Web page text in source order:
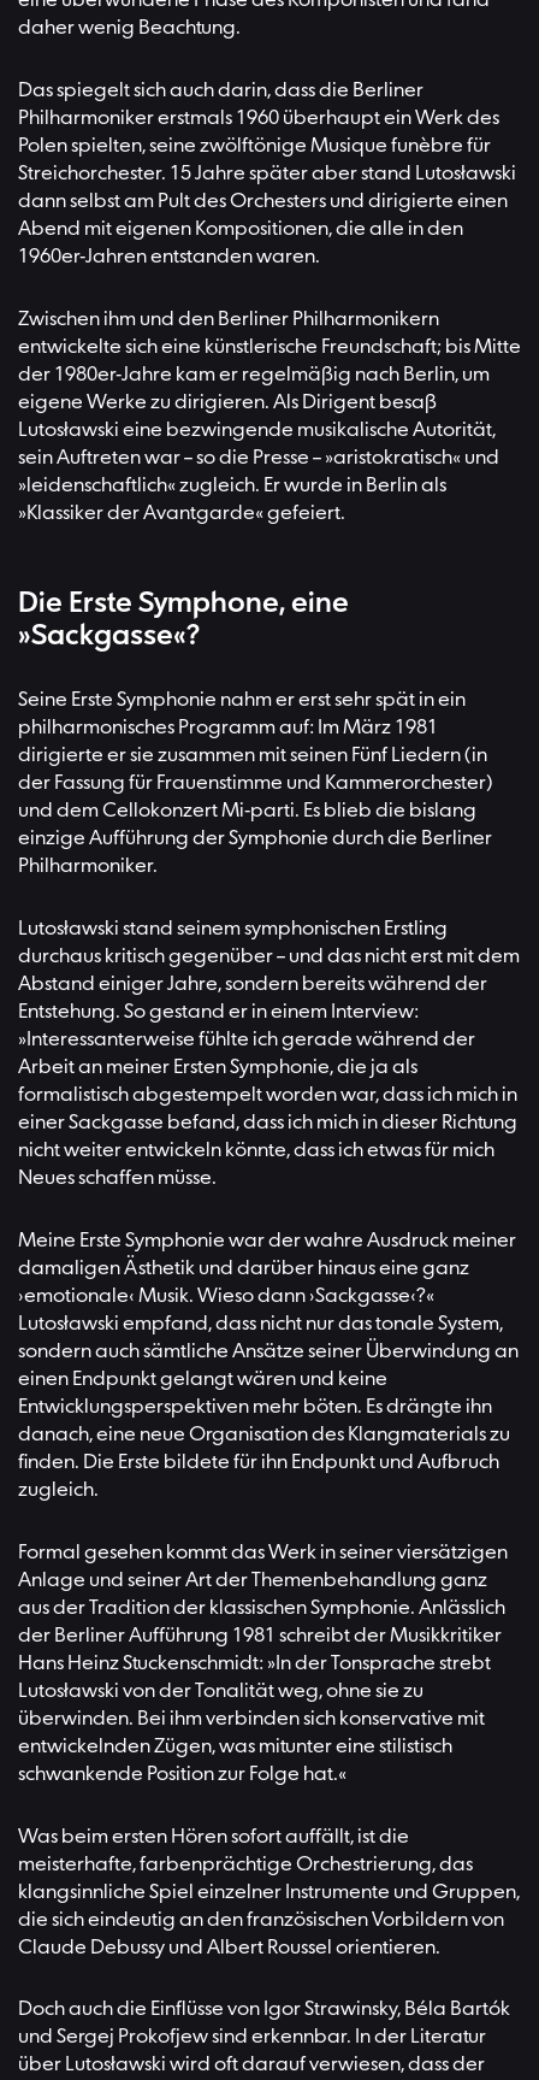
daher wenig Beachtung.
Das spiegelt sich auch darin, dass die Berliner
Philharmoniker erstmals 1960 überhaupt ein Werk des
Polen spielten, seine zwölftönige Musique funèbre für
Streichorchester. 15 Jahre später aber stand Lutosławski
dann selbst am Pult des Orchesters und dirigierte einen
Abend mit eigenen Kompositionen, die alle in den
1960er-Jahren entstanden waren.
Zwischen ihm und den Berliner Philharmonikern
entwickelte sich eine künstlerische Freundschaft; bis Mitte
der 1980er-Jahre kam er regelmäßig nach Berlin, um
eigene Werke zu dirigieren. Als Dirigent besaß
Lutosławski eine bezwingende musikalische Autorität,
sein Auftreten war – so die Presse – »aristokratisch« und
»leidenschaftlich« zugleich. Er wurde in Berlin als
»Klassiker der Avantgarde« gefeiert.
Die Erste Symphone, eine
»Sackgasse«?
Seine Erste Symphonie nahm er erst sehr spät in ein
philharmonisches Programm auf: Im März 1981
dirigierte er sie zusammen mit seinen Fünf Liedern (in
der Fassung für Frauenstimme und Kammerorchester)
und dem Cellokonzert Mi-parti. Es blieb die bislang
einzige Aufführung der Symphonie durch die Berliner
Philharmoniker.
Lutosławski stand seinem symphonischen Erstling
durchaus kritisch gegenüber – und das nicht erst mit dem
Abstand einiger Jahre, sondern bereits während der
Entstehung. So gestand er in einem Interview:
»Interessanterweise fühlte ich gerade während der
Arbeit an meiner Ersten Symphonie, die ja als
formalistisch abgestempelt worden war, dass ich mich in
einer Sackgasse befand, dass ich mich in dieser Richtung
nicht weiter entwickeln könnte, dass ich etwas für mich
Neues schaffen müsse.
Meine Erste Symphonie war der wahre Ausdruck meiner
damaligen Ästhetik und darüber hinaus eine ganz
›emotionale‹ Musik. Wieso dann ›Sackgasse‹?«
Lutosławski empfand, dass nicht nur das tonale System,
sondern auch sämtliche Ansätze seiner Überwindung an
einen Endpunkt gelangt wären und keine
Entwicklungsperspektiven mehr böten. Es drängte ihn
danach, eine neue Organisation des Klangmaterials zu
finden. Die Erste bildete für ihn Endpunkt und Aufbruch
zugleich.
Formal gesehen kommt das Werk in seiner viersätzigen
Anlage und seiner Art der Themenbehandlung ganz
aus der Tradition der klassischen Symphonie. Anlässlich
der Berliner Aufführung 1981 schreibt der Musikkritiker
Hans Heinz Stuckenschmidt: »In der Tonsprache strebt
Lutosławski von der Tonalität weg, ohne sie zu
überwinden. Bei ihm verbinden sich konservative mit
entwickelnden Zügen, was mitunter eine stilistisch
schwankende Position zur Folge hat.«
Was beim ersten Hören sofort auffällt, ist die
meisterhafte, farbenprächtige Orchestrierung, das
klangsinnliche Spiel einzelner Instrumente und Gruppen,
die sich eindeutig an den französischen Vorbildern von
Claude Debussy und Albert Roussel orientieren.
Doch auch die Einflüsse von Igor Strawinsky, Béla Bartók
und Sergej Prokofjew sind erkennbar. In der Literatur
über Lutosławski wird oft darauf verwiesen, dass der